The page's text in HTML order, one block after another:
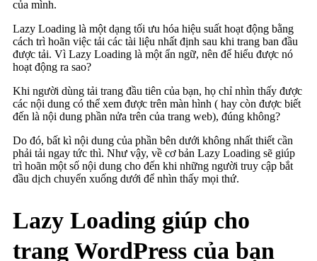
của mình.
Lazy Loading là một dạng tối ưu hóa hiệu suất hoạt động bằng
cách trì hoãn việc tải các tài liệu nhất định sau khi trang ban đầu
được tải. Vì Lazy Loading là một ẩn ngữ, nên để hiểu được nó
hoạt động ra sao?
Khi người dùng tải trang đầu tiên của bạn, họ chỉ nhìn thấy được
các nội dung có thể xem được trên màn hình ( hay còn được biết
đến là nội dung phần nửa trên của trang web), đúng không?
Do đó, bất kì nội dung của phần bên dưới không nhất thiết cần
phải tải ngay tức thì. Như vậy, về cơ bản Lazy Loading sẽ giúp
trì hoãn một số nội dung cho đến khi những người truy cập bắt
đầu dịch chuyển xuống dưới để nhìn thấy mọi thứ.
Lazy Loading giúp cho
trang WordPress của bạn